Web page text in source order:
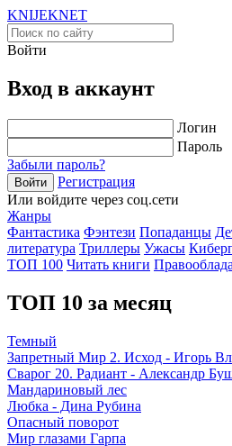
KNIJEKNET
Войти
Вход в аккаунт
Логин
Пароль
Забыли пароль?
Войти
Регистрация
Или войдите через соц.сети
Жанры
Фантастика Фэнтези Попаданцы
литература Триллеры Ужасы
ТОП 100 Читать книги
ТОП 10 за месяц
Темный
Запретный Мир 2. Исход - Игорь
Сварог 20. Радиант - Александр
Мандариновый лес
Любка - Дина Рубина
Опасный поворот
Мир глазами Гарпа